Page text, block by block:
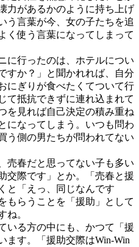
力があるかのように持ち上げ
う言葉が今、女の子たちを追
く使う言葉になってしまって
に行ったのは、ホテルについ
すか？」と聞かれれば、自分
にぎりが食べたくてついて行
て抵抗できずに連れ込まれて
を見れば自己決定の積み重ね
になってしまう。いつも問わ
う側の男たちが問われてない
売春だと思ってない子も多い
交際です」とか。「売春と援
と「えっ、同じなんです
もらうことを「援助」として
ね。
いる方の中にも、かつて「援
ます。「援助交際はWin-Win